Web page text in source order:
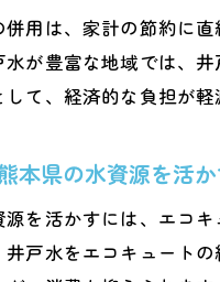
用は、家計の節約に
が豊富な地域では、
て、経済的な負担が
本県の水資源を活
を活かすには、エコ
戸水をエコキュート